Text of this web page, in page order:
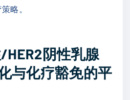
略。
/HER2阴性乳腺
与化疗豁免的平